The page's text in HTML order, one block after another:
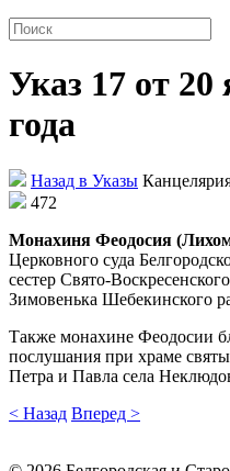
Указ 17 от 20
года
Назад в Указы
472
Монахиня Феодосия
Церковного суда
сестер Свято-
Зимовенька Шебекинского
Также монахине Феодосии
послушания при храме
Петра и Павла села
< Назад Вперед >